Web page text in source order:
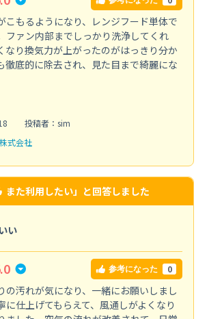
こもるようになり、レンジフード単体で
ファン内部までしっかり洗浄してくれ
なり換気力が上がったのがはっきり分か
徹底的に除去され、見た目まで綺麗にな
投稿者：sim
式会社
また利用したい」と回答しました
い
参考になった 0
の汚れが気になり、一緒にお願いしまし
に仕上げてもらえて、風通しがよくなり